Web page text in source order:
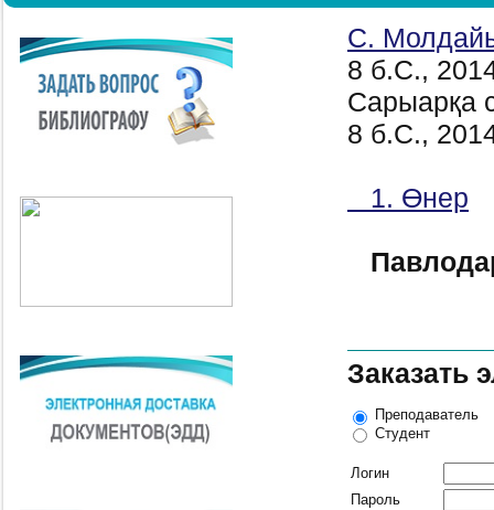
С.
8 б.C.,
Сарыарқа
8 б.C.,
1. Өнер
Заказать
Преподаватель
Студент
Логин
Пароль